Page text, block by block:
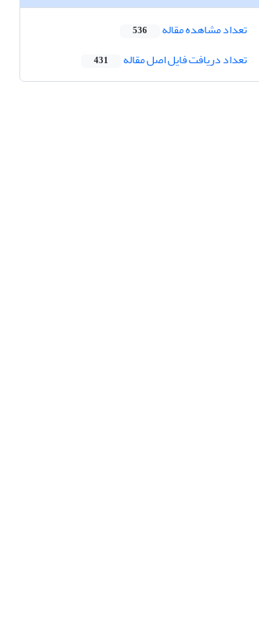
تعداد مشاهده مقاله 536
تعداد دریافت فایل اصل مقاله 431